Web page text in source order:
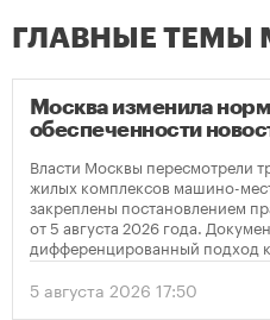
ГЛАВНЫЕ ТЕМЫ
Москва изменила
обеспеченности
Власти Москвы пересмотрели
жилых комплексов машино-
закреплены постановлением
от 5 августа 2026 года.
дифференцированный подход
количества парковок в
устанавливает переходный
проектов.
5 августа 2026 17:50